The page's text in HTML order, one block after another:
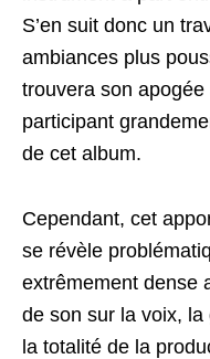
S’en suit donc un
ambiances plus
trouvera son
participant
de cet album.
Cependant, cet
se révèle
extrêmement dense
de son sur la voix,
la totalité de la